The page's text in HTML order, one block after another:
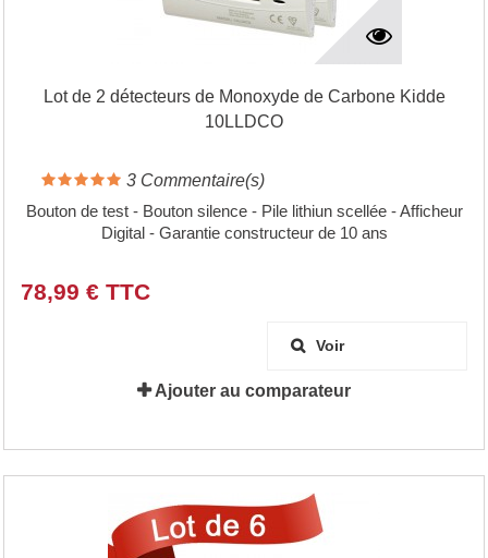
Lot de 2 détecteurs de Monoxyde de Carbone Kidde
10LLDCO
3 Commentaire(s)
Bouton de test - Bouton silence - Pile lithiun scellée - Afficheur
Digital - Garantie constructeur de 10 ans
78,99 € TTC
Voir
Ajouter au comparateur